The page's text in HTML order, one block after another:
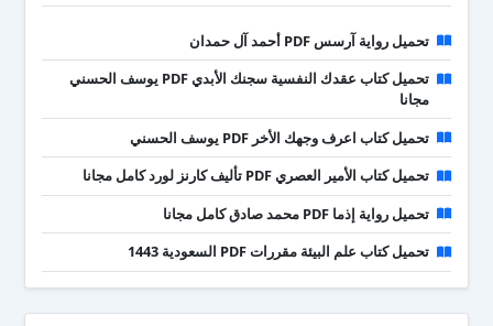
تحميل رواية آرسس PDF أحمد آل حمدان
تحميل كتاب عقدك النفسية سجنك الأبدي PDF يوسف الحسني
مجانا
تحميل كتاب اعرف وجهك الأخر PDF يوسف الحسني
تحميل كتاب الأمير العصري PDF تأليف كارنز لورد كامل مجانا
تحميل رواية إذما PDF محمد صادق كامل مجانا
تحميل كتاب علم البيئة مقررات PDF السعودية 1443